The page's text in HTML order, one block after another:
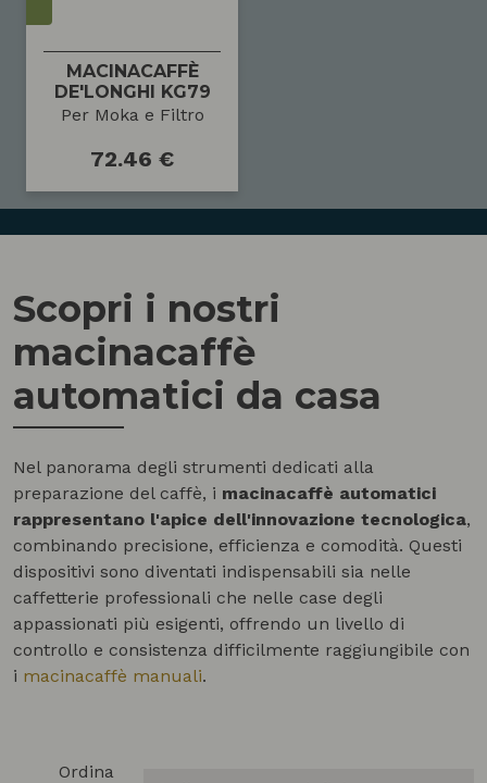
MACINACAFFÈ
DE'LONGHI KG79
Per Moka e Filtro
72.46 €
Scopri i nostri
macinacaffè
automatici da casa
Nel panorama degli strumenti dedicati alla
preparazione del caffè, i macinacaffè automatici
rappresentano l'apice dell'innovazione tecnologica,
combinando precisione, efficienza e comodità. Questi
dispositivi sono diventati indispensabili sia nelle
caffetterie professionali che nelle case degli
appassionati più esigenti, offrendo un livello di
controllo e consistenza difficilmente raggiungibile con
i macinacaffè manuali.
Ordina